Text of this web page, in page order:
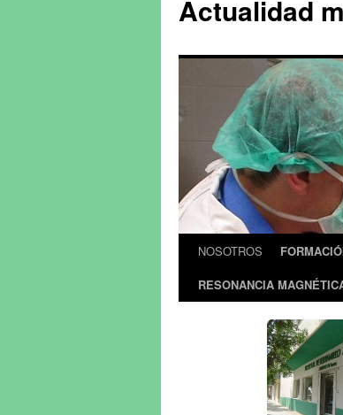
Actualidad
NOSOTROS
RESONANCIA